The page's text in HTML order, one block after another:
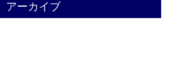
アーカイブ